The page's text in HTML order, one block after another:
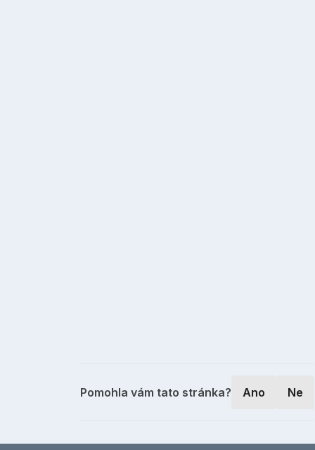
Pomohla vám tato stránka? Ano Ne